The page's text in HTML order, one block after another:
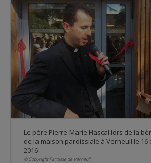
Le père Pierre-Marie Hascal lors de la
de la maison paroissiale à Verneuil le 16
2016.
© Copyright Paroisse de Verneuil